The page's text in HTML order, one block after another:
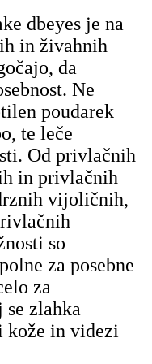
dbeyes je na
in živahnih
da
Ne
poudarek
te leče
Od privlačnih
in privlačnih
vijoličnih,
so
za posebne
za
se zlahka
in videzi